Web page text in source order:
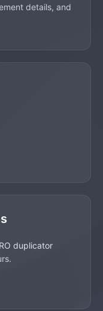
details, and
duplicator